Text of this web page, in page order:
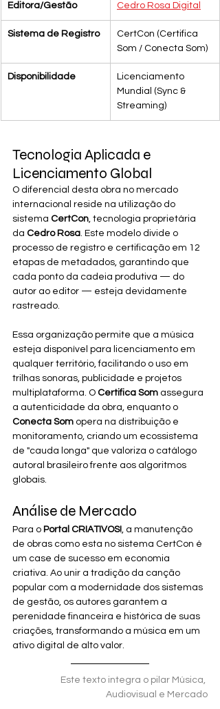
Editora/Gestão Cedro Rosa Digital
Sistema de Registro
CertCon (Certifica
Som / Conecta Som)
Disponibilidade
Licenciamento
Mundial (Sync &
Streaming)
Tecnologia Aplicada e
Licenciamento Global
O diferencial desta obra no mercado
internacional reside na utilização do
sistema CertCon, tecnologia proprietária
da Cedro Rosa. Este modelo divide o
processo de registro e certificação em 12
etapas de metadados, garantindo que
cada ponto da cadeia produtiva — do
autor ao editor — esteja devidamente
rastreado.
Essa organização permite que a música
esteja disponível para licenciamento em
qualquer território, facilitando o uso em
trilhas sonoras, publicidade e projetos
multiplataforma. O Certifica Som assegura
a autenticidade da obra, enquanto o
Conecta Som opera na distribuição e
monitoramento, criando um ecossistema
de "cauda longa" que valoriza o catálogo
autoral brasileiro frente aos algoritmos
globais.
Análise de Mercado
Para o Portal CRIATIVOS!, a manutenção
de obras como esta no sistema CertCon é
um case de sucesso em economia
criativa. Ao unir a tradição da canção
popular com a modernidade dos sistemas
de gestão, os autores garantem a
perenidade financeira e histórica de suas
criações, transformando a música em um
ativo digital de alto valor.
Este texto integra o pilar Música,
Audiovisual e Mercado